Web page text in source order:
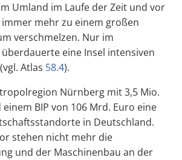
Umland im Laufe der Zeit und vor
immer mehr zu einem großen
verschmelzen. Nur im
eine Insel intensiven
Atlas 58.4).
Nürnberg mit 3,5 Mio.
BIP von 106 Mrd. Euro eine
in Deutschland.
stehen nicht mehr die
und der Maschinenbau an der